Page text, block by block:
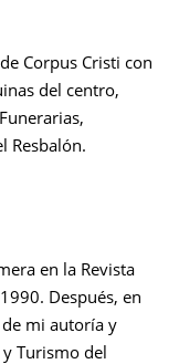
Corpus Cristi con
del centro,
Resbalón.
en la Revista
Después, en
mi autoría y
Turismo del